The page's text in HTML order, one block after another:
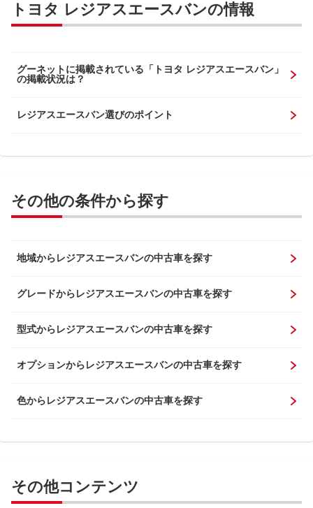
トヨタ レジアスエースバンの情報
グーネットに掲載されている「トヨタ レジアスエースバン」
の掲載状況は？
レジアスエースバン選びのポイント
その他の条件から探す
地域からレジアスエースバンの中古車を探す
グレードからレジアスエースバンの中古車を探す
型式からレジアスエースバンの中古車を探す
オプションからレジアスエースバンの中古車を探す
色からレジアスエースバンの中古車を探す
その他コンテンツ